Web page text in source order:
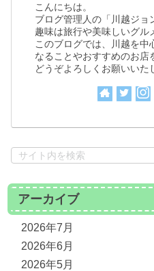
こんにちは。
ブログ管理人の「川越ジョ
趣味は旅行や美味しいグル
このブログでは、川越を中
なることやおすすめのお店
どうぞよろしくお願いいた
アーカイブ
2026年7月
2026年6月
2026年5月